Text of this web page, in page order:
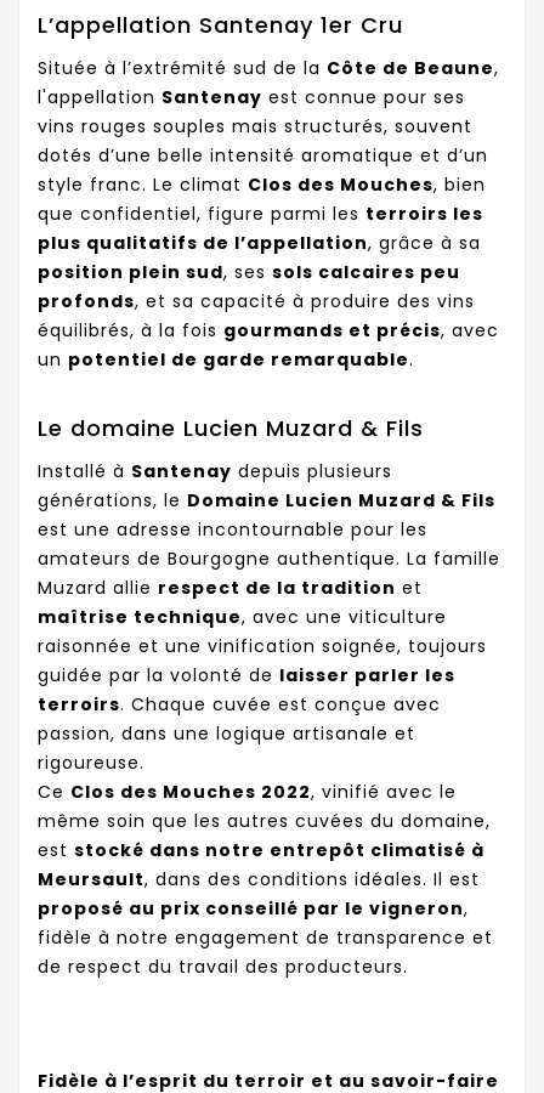
L’appellation Santenay 1er Cru
Située à l’extrémité sud de la Côte de Beaune,
l'appellation Santenay est connue pour ses
vins rouges souples mais structurés, souvent
dotés d’une belle intensité aromatique et d’un
style franc. Le climat Clos des Mouches, bien
que confidentiel, figure parmi les terroirs les
plus qualitatifs de l’appellation, grâce à sa
position plein sud, ses sols calcaires peu
profonds, et sa capacité à produire des vins
équilibrés, à la fois gourmands et précis, avec
un potentiel de garde remarquable.
Le domaine Lucien Muzard & Fils
Installé à Santenay depuis plusieurs
générations, le Domaine Lucien Muzard & Fils
est une adresse incontournable pour les
amateurs de Bourgogne authentique. La famille
Muzard allie respect de la tradition et
maîtrise technique, avec une viticulture
raisonnée et une vinification soignée, toujours
guidée par la volonté de laisser parler les
terroirs. Chaque cuvée est conçue avec
passion, dans une logique artisanale et
rigoureuse.
Ce Clos des Mouches 2022, vinifié avec le
même soin que les autres cuvées du domaine,
est stocké dans notre entrepôt climatisé à
Meursault, dans des conditions idéales. Il est
proposé au prix conseillé par le vigneron,
fidèle à notre engagement de transparence et
de respect du travail des producteurs.
Fidèle à l’esprit du terroir et au savoir-faire